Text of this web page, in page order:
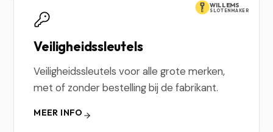
WILLEMS
SLOTENMAKER
Veiligheidssleutels
Veiligheidssleutels voor alle grote merken,
met of zonder bestelling bij de fabrikant.
MEER INFO